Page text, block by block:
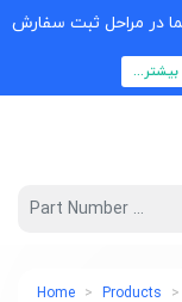
در مراحل ثبت سفارش
بیشتر...
Home Products